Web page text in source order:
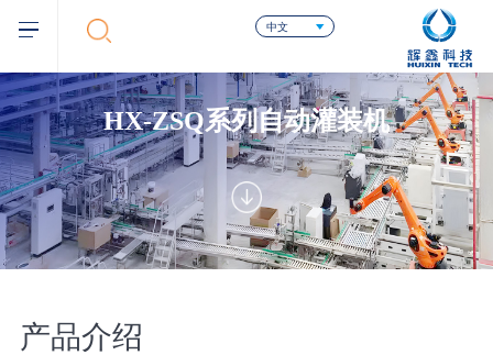
中文
HX-ZSQ系列自动灌装机
产品介绍